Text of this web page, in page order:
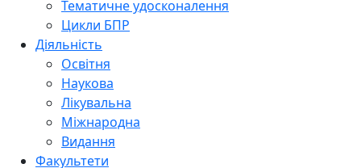
Тематичне удосконалення
Цикли БПР
Діяльність
Освітня
Наукова
Лікувальна
Міжнародна
Видання
Факультети